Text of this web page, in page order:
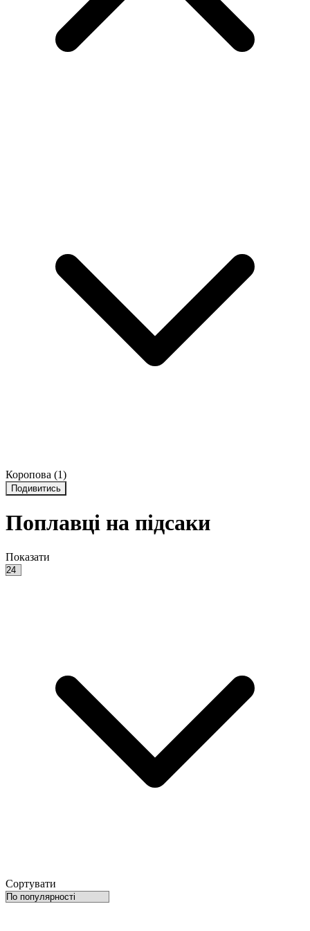
Коропова (1)
Подивитись
Поплавці на підсаки
Показати
Сортувати